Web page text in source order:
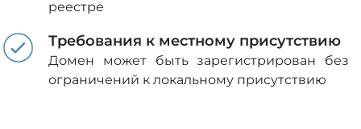
реестре
Требования к местному присутствию
Домен может быть зарегистрирован без
ограничений к локальному присутствию